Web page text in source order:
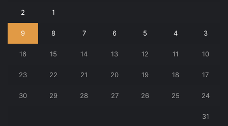
1
2
3
4
5
6
7
8
9
10
11
12
13
14
15
16
17
18
19
20
21
22
23
24
25
26
27
28
29
30
31